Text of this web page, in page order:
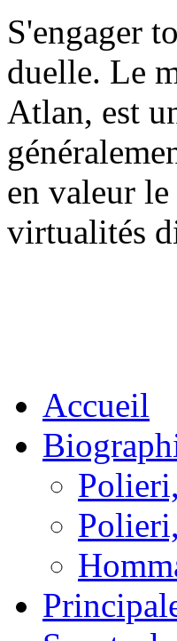
S'engager
duelle. Le
Atlan, est
en valeur
virtualités
Accueil